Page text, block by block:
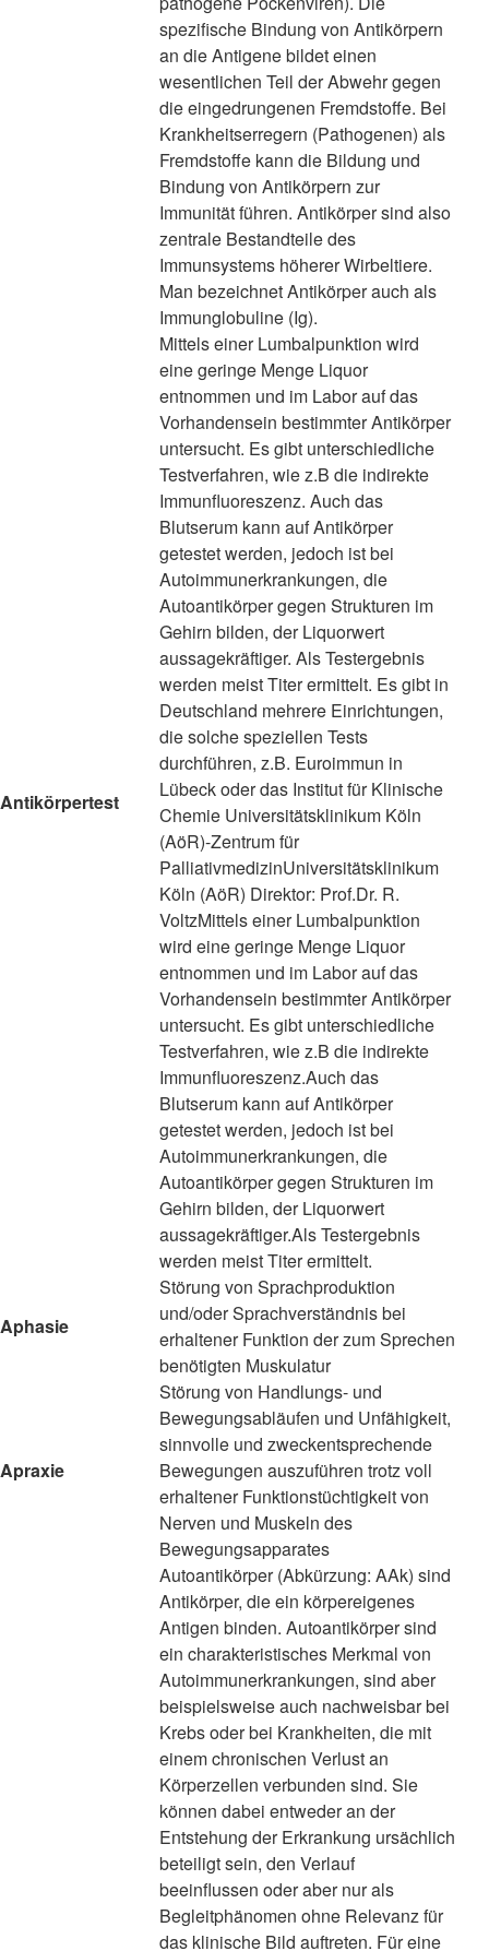
spezifische Bindung von Antikörpern
an die Antigene bildet einen
wesentlichen Teil der Abwehr gegen
die eingedrungenen Fremdstoffe. Bei
Krankheitserregern (Pathogenen) als
Fremdstoffe kann die Bildung und
Bindung von Antikörpern zur
Immunität führen. Antikörper sind also
zentrale Bestandteile des
Immunsystems höherer Wirbeltiere.
Man bezeichnet Antikörper auch als
Immunglobuline (Ig).
Antikörpertest
Mittels einer Lumbalpunktion wird
eine geringe Menge Liquor
entnommen und im Labor auf das
Vorhandensein bestimmter Antikörper
untersucht. Es gibt unterschiedliche
Testverfahren, wie z.B die indirekte
Immunfluoreszenz. Auch das
Blutserum kann auf Antikörper
getestet werden, jedoch ist bei
Autoimmunerkrankungen, die
Autoantikörper gegen Strukturen im
Gehirn bilden, der Liquorwert
aussagekräftiger. Als Testergebnis
werden meist Titer ermittelt. Es gibt in
Deutschland mehrere Einrichtungen,
die solche speziellen Tests
durchführen, z.B. Euroimmun in
Lübeck oder das Institut für Klinische
Chemie Universitätsklinikum Köln
(AöR)-Zentrum für
PalliativmedizinUniversitätsklinikum
Köln (AöR) Direktor: Prof.Dr. R.
VoltzMittels einer Lumbalpunktion
wird eine geringe Menge Liquor
entnommen und im Labor auf das
Vorhandensein bestimmter Antikörper
untersucht. Es gibt unterschiedliche
Testverfahren, wie z.B die indirekte
Immunfluoreszenz.Auch das
Blutserum kann auf Antikörper
getestet werden, jedoch ist bei
Autoimmunerkrankungen, die
Autoantikörper gegen Strukturen im
Gehirn bilden, der Liquorwert
aussagekräftiger.Als Testergebnis
werden meist Titer ermittelt.
Aphasie
Störung von Sprachproduktion
und/oder Sprachverständnis bei
erhaltener Funktion der zum Sprechen
benötigten Muskulatur
Apraxie
Störung von Handlungs- und
Bewegungsabläufen und Unfähigkeit,
sinnvolle und zweckentsprechende
Bewegungen auszuführen trotz voll
erhaltener Funktionstüchtigkeit von
Nerven und Muskeln des
Bewegungsapparates
Autoantikörper (Abkürzung: AAk) sind
Antikörper, die ein körpereigenes
Antigen binden. Autoantikörper sind
ein charakteristisches Merkmal von
Autoimmunerkrankungen, sind aber
beispielsweise auch nachweisbar bei
Krebs oder bei Krankheiten, die mit
einem chronischen Verlust an
Körperzellen verbunden sind. Sie
können dabei entweder an der
Entstehung der Erkrankung ursächlich
beteiligt sein, den Verlauf
beeinflussen oder aber nur als
Begleitphänomen ohne Relevanz für
das klinische Bild auftreten. Für eine